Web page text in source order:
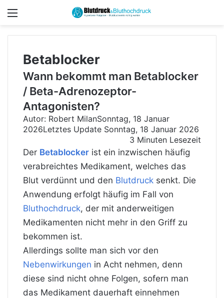
Betablocker
Wann bekommt man Betablocker
/ Beta-Adrenozeptor-
Antagonisten?
Autor: Robert MilanSonntag, 18 Januar
2026Letztes Update Sonntag, 18 Januar 2026
3 Minuten Lesezeit
Der Betablocker ist ein inzwischen häufig
verabreichtes Medikament, welches das
Blut verdünnt und den Blutdruck senkt. Die
Anwendung erfolgt häufig im Fall von
Bluthochdruck, der mit anderweitigen
Medikamenten nicht mehr in den Griff zu
bekommen ist.
Allerdings sollte man sich vor den
Nebenwirkungen in Acht nehmen, denn
diese sind nicht ohne Folgen, sofern man
das Medikament dauerhaft einnehmen